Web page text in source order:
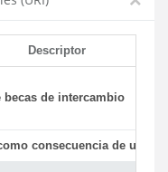
Descriptor
de intercambio
consecuencia de un